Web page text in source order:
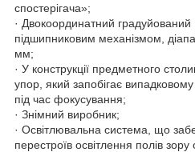
спостерігача»;
· Двокоординатний градуйований
підшипниковим механізмом,
мм;
· У конструкції предметного
упор, який запобігає
під час фокусування;
· Знімний виробник;
· Освітлювальна система, що
перестроїв освітлення полів